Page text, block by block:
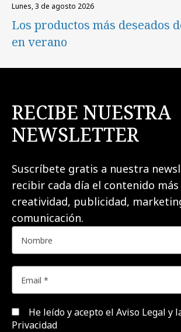
lunes, 3 de agosto 2026
Los productos más deseados
en verano
RECIBE NUESTRA
NEWSLETTER
Suscríbete gratis a nuestra
recibir cada día el contenido
creatividad, publicidad,
comunicación.
He leído y acepto el Aviso Legal y
Privacidad